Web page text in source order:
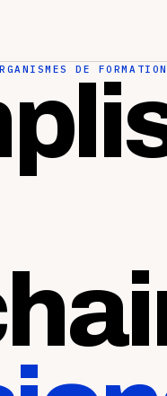
DE FORMATION